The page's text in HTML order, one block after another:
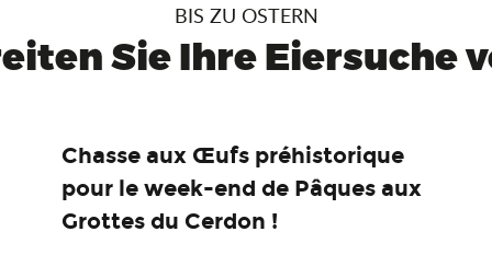
BIS ZU OSTERN
Sie Ihre Eiersuche
Chasse aux Œufs préhistorique
pour le week-end de Pâques aux
Grottes du Cerdon !